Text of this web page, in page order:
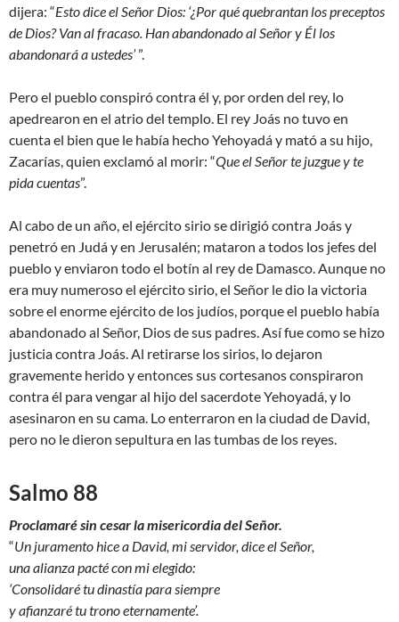
dijera: “Esto dice el Señor Dios: ‘¿Por qué quebrantan los preceptos
de Dios? Van al fracaso. Han abandonado al Señor y Él los
abandonará a ustedes’”.
Pero el pueblo conspiró contra él y, por orden del rey, lo
apedrearon en el atrio del templo. El rey Joás no tuvo en
cuenta el bien que le había hecho Yehoyadá y mató a su hijo,
Zacarías, quien exclamó al morir: “Que el Señor te juzgue y te
pida cuentas”.
Al cabo de un año, el ejército sirio se dirigió contra Joás y
penetró en Judá y en Jerusalén; mataron a todos los jefes del
pueblo y enviaron todo el botín al rey de Damasco. Aunque no
era muy numeroso el ejército sirio, el Señor le dio la victoria
sobre el enorme ejército de los judíos, porque el pueblo había
abandonado al Señor, Dios de sus padres. Así fue como se hizo
justicia contra Joás. Al retirarse los sirios, lo dejaron
gravemente herido y entonces sus cortesanos conspiraron
contra él para vengar al hijo del sacerdote Yehoyadá, y lo
asesinaron en su cama. Lo enterraron en la ciudad de David,
pero no le dieron sepultura en las tumbas de los reyes.
Salmo 88
Proclamaré sin cesar la misericordia del Señor.
“Un juramento hice a David, mi servidor, dice el Señor,
una alianza pacté con mi elegido:
‘Consolidaré tu dinastía para siempre
y afianzaré tu trono eternamente’.